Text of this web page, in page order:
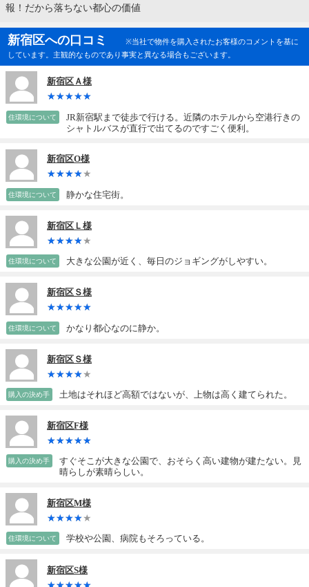
報！だから落ちない都心の価値
新宿区への口コミ
※当社で物件を購入されたお客様のコメントを基に
しています。主観的なものであり事実と異なる場合もございます。
新宿区Ａ様
住環境について
JR新宿駅まで徒歩で行ける。近隣のホテルから空港行きの
シャトルバスが直行で出てるのですごく便利。
新宿区O様
住環境について 静かな住宅街。
新宿区Ｌ様
住環境について 大きな公園が近く、毎日のジョギングがしやすい。
新宿区Ｓ様
住環境について かなり都心なのに静か。
新宿区Ｓ様
購入の決め手 土地はそれほど高額ではないが、上物は高く建てられた。
新宿区F様
購入の決め手
すぐそこが大きな公園で、おそらく高い建物が建たない。見
晴らしが素晴らしい。
新宿区M様
住環境について 学校や公園、病院もそろっている。
新宿区S様